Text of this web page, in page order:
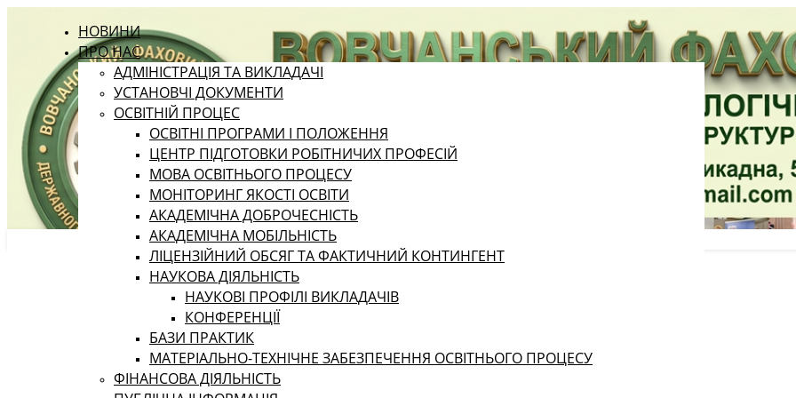
НОВИНИ
ПРО НАС
АДМІНІСТРАЦІЯ ТА ВИКЛАДАЧІ
УСТАНОВЧІ ДОКУМЕНТИ
ОСВІТНІЙ ПРОЦЕС
ОСВІТНІ ПРОГРАМИ І ПОЛОЖЕННЯ
ЦЕНТР ПІДГОТОВКИ РОБІТНИЧИХ ПРОФЕСІЙ
МОВА ОСВІТНЬОГО ПРОЦЕСУ
МОНІТОРИНГ ЯКОСТІ ОСВІТИ
АКАДЕМІЧНА ДОБРОЧЕСНІСТЬ
АКАДЕМІЧНА МОБІЛЬНІСТЬ
ЛІЦЕНЗІЙНИЙ ОБСЯГ ТА ФАКТИЧНИЙ КОНТИНГЕНТ
НАУКОВА ДІЯЛЬНІСТЬ
НАУКОВІ ПРОФІЛІ ВИКЛАДАЧІВ
КОНФЕРЕНЦІЇ
БАЗИ ПРАКТИК
МАТЕРІАЛЬНО-ТЕХНІЧНЕ ЗАБЕЗПЕЧЕННЯ ОСВІТНЬОГО ПРОЦЕСУ
ФІНАНСОВА ДІЯЛЬНІСТЬ